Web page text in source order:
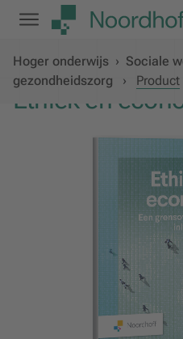
Hoger onderwijs › Sociale
gezondheidszorg
› Product
Ethiek en